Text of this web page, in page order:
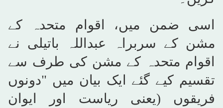
اسی ضمن میں، اقوام متحدہ کے
مشن کے سربراہ عبداللہ باتیلی نے
اقوام متحدہ کے مشن کی طرف سے
تقسیم کیے گئے ایک بیان میں "دونوں
فریقوں (یعنی ریاست اور ایوان